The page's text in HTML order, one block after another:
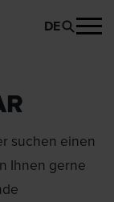
DE
suchen einen
Ihnen gerne